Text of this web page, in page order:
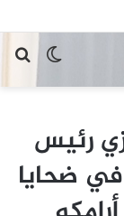
الوضع
المظلم
رئيس
ضحايا